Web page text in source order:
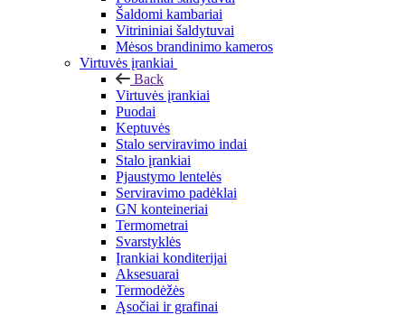
Šaldomi kambariai
Vitrininiai šaldytuvai
Mėsos brandinimo kameros
Virtuvės įrankiai
Back
Virtuvės įrankiai
Puodai
Keptuvės
Stalo serviravimo indai
Stalo įrankiai
Pjaustymo lentelės
Serviravimo padėklai
GN konteineriai
Termometrai
Svarstyklės
Įrankiai konditerijai
Aksesuarai
Termodėžės
Ąsočiai ir grafinai